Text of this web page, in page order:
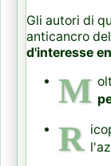
Gli autori di
anticancro
d'interesse
M
R